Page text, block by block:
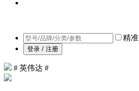
精准
登录 / 注册
# 英伟达 #